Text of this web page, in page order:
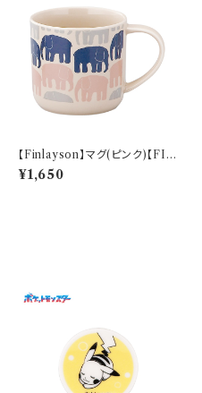
【Finlayson】マグ(ピンク)【FIN
100】
¥1,650